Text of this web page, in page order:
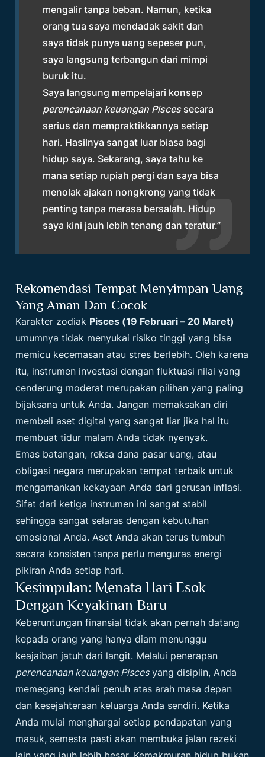
mengalir tanpa beban. Namun, ketika
orang tua saya mendadak sakit dan
saya tidak punya uang sepeser pun,
saya langsung terbangun dari mimpi
buruk itu.
Saya langsung mempelajari konsep
perencanaan keuangan Piscessecara
serius dan mempraktikkannya setiap
hari. Hasilnya sangat luar biasa bagi
hidup saya. Sekarang, saya tahu ke
mana setiap rupiah pergi dan saya bisa
menolak ajakan nongkrong yang tidak
penting tanpa merasa bersalah. Hidup
saya kini jauh lebih tenang dan teratur.”
Rekomendasi Tempat Menyimpan Uang
Yang Aman Dan Cocok
Karakter zodiak Pisces (19 Februari – 20 Maret)
umumnya tidak menyukai risiko tinggi yang bisa
memicu kecemasan atau stres berlebih. Oleh karena
itu, instrumen investasi dengan fluktuasi nilai yang
cenderung moderat merupakan pilihan yang paling
bijaksana untuk Anda. Jangan memaksakan diri
membeli aset digital yang sangat liar jika hal itu
membuat tidur malam Anda tidak nyenyak.
Emas batangan, reksa dana pasar uang, atau
obligasi negara merupakan tempat terbaik untuk
mengamankan kekayaan Anda dari gerusan inflasi.
Sifat dari ketiga instrumen ini sangat stabil
sehingga sangat selaras dengan kebutuhan
emosional Anda. Aset Anda akan terus tumbuh
secara konsisten tanpa perlu menguras energi
pikiran Anda setiap hari.
Kesimpulan: Menata Hari Esok
Dengan Keyakinan Baru
Keberuntungan finansial tidak akan pernah datang
kepada orang yang hanya diam menunggu
keajaiban jatuh dari langit. Melalui penerapan
perencanaan keuangan Piscesyang disiplin, Anda
memegang kendali penuh atas arah masa depan
dan kesejahteraan keluarga Anda sendiri. Ketika
Anda mulai menghargai setiap pendapatan yang
masuk, semesta pasti akan membuka jalan rezeki